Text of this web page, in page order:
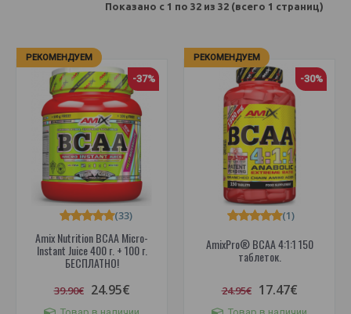
Показано с 1 по 32 из 32 (всего 1 страниц)
РЕКОМЕНДУЕМ
-37%
Amix Nutrition BCAA Micro-
Instant Juice 400 г. + 100 г.
БЕСПЛАТНО!
(33)
39.90€ 24.95€
РЕКОМЕНДУЕМ
-30%
AmixPro® BCAA 4:1:1 150
таблеток.
(1)
24.95€ 17.47€